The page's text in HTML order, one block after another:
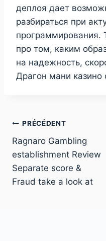
деплоя дает
разбираться при
программирования.
про том, каким
на надежность,
Драгон мани казино
PRÉCÉDENT
Ragnaro Gambling
establishment Review
Separate score &
Fraud take a look at